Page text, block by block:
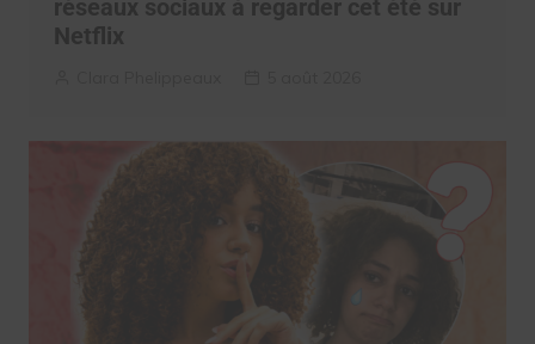
réseaux sociaux à regarder cet été sur
Netflix